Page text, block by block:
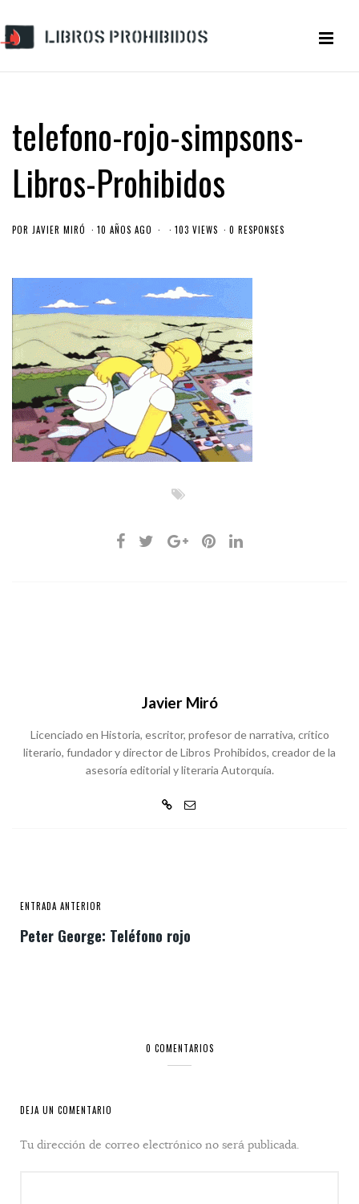
telefono-rojo-simpsons-
Libros-Prohibidos
POR JAVIER MIRÓ 10 AÑOS AGO 103 VIEWS 0 RESPONSES
Javier Miró
Licenciado en Historia, escritor, profesor de narrativa, crítico
literario, fundador y director de Libros Prohibidos, creador de la
asesoría editorial y literaria Autorquía.
ENTRADA ANTERIOR
Peter George: Teléfono rojo
0 COMENTARIOS
DEJA UN COMENTARIO
Tu dirección de correo electrónico no será publicada.